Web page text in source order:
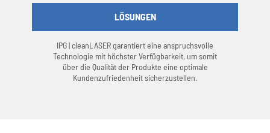
LÖSUNGEN
IPG | cleanLASER garantiert eine anspruchsvolle
Technologie mit höchster Verfügbarkeit, um somit
über die Qualität der Produkte eine optimale
Kundenzufriedenheit sicherzustellen.